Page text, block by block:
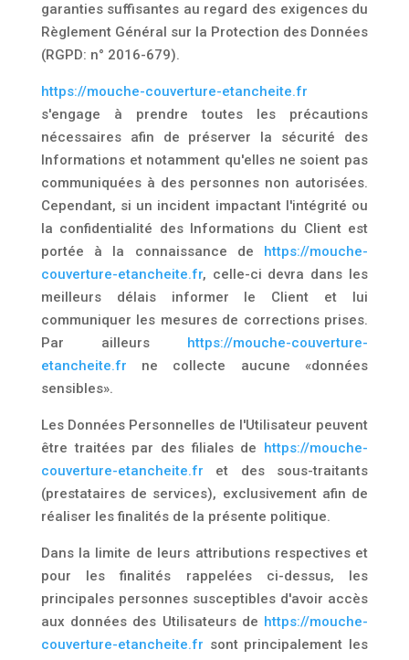
garanties suffisantes au regard des exigences du
Règlement Général sur la Protection des Données
(RGPD: n° 2016-679).
https://mouche-couverture-etancheite.fr
s'engage à prendre toutes les précautions
nécessaires afin de préserver la sécurité des
Informations et notamment qu'elles ne soient pas
communiquées à des personnes non autorisées.
Cependant, si un incident impactant l'intégrité ou
la confidentialité des Informations du Client est
portée à la connaissance de https://mouche-
couverture-etancheite.fr, celle-ci devra dans les
meilleurs délais informer le Client et lui
communiquer les mesures de corrections prises.
Par ailleurs https://mouche-couverture-
etancheite.fr ne collecte aucune «données
sensibles».
Les Données Personnelles de l'Utilisateur peuvent
être traitées par des filiales de https://mouche-
couverture-etancheite.fr et des sous-traitants
(prestataires de services), exclusivement afin de
réaliser les finalités de la présente politique.
Dans la limite de leurs attributions respectives et
pour les finalités rappelées ci-dessus, les
principales personnes susceptibles d'avoir accès
aux données des Utilisateurs de https://mouche-
couverture-etancheite.fr sont principalement les